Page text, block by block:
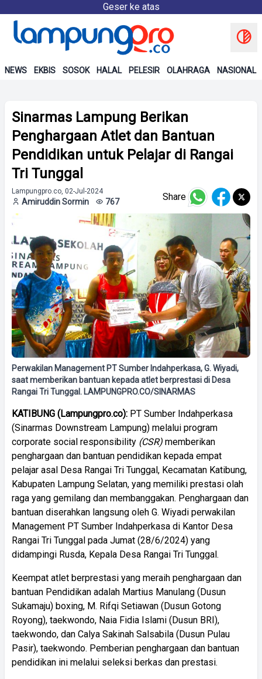
Geser ke atas
NEWS EKBIS SOSOK HALAL PELESIR OLAHRAGA NASIONAL
Sinarmas Lampung Berikan
Penghargaan Atlet dan Bantuan
Pendidikan untuk Pelajar di Rangai
Tri Tunggal
Lampungpro.co, 02-Jul-2024
Amiruddin Sormin 767 Share
Perwakilan Management PT Sumber Indahperkasa, G. Wiyadi,
saat memberikan bantuan kepada atlet berprestasi di Desa
Rangai Tri Tunggal. LAMPUNGPRO.CO/SINARMAS
KATIBUNG (Lampungpro.co): PT Sumber Indahperkasa
(Sinarmas Downstream Lampung) melalui program
corporate social responsibility (CSR) memberikan
penghargaan dan bantuan pendidikan kepada empat
pelajar asal Desa Rangai Tri Tunggal, Kecamatan Katibung,
Kabupaten Lampung Selatan, yang memiliki prestasi olah
raga yang gemilang dan membanggakan. Penghargaan dan
bantuan diserahkan langsung oleh G. Wiyadi perwakilan
Management PT Sumber Indahperkasa di Kantor Desa
Rangai Tri Tunggal pada Jumat (28/6/2024) yang
didampingi Rusda, Kepala Desa Rangai Tri Tunggal.
Keempat atlet berprestasi yang meraih penghargaan dan
bantuan Pendidikan adalah Martius Manulang (Dusun
Sukamaju) boxing, M. Rifqi Setiawan (Dusun Gotong
Royong), taekwondo, Naia Fidia Islami (Dusun BRI),
taekwondo, dan Calya Sakinah Salsabila (Dusun Pulau
Pasir), taekwondo. Pemberian penghargaan dan bantuan
pendidikan ini melalui seleksi berkas dan prestasi.